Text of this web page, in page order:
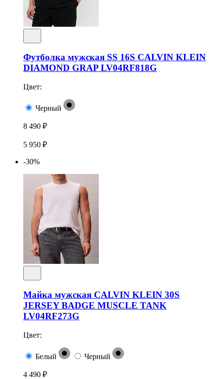
Футболка мужская SS 16S CALVIN KLEIN
DIAMOND GRAP LV04RF818G
Цвет:
Черный
8 490 ₽
5 950 ₽
-30%
Майка мужская CALVIN KLEIN 30S
JERSEY BADGE MUSCLE TANK
LV04RF273G
Цвет:
Белый Черный
4 490 ₽